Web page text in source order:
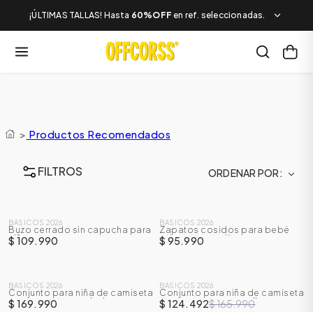
¡ÚLTIMAS TALLAS! Hasta 60%OFF en ref. seleccionadas.
> Productos Recomendados
FILTROS ORDENAR POR
BASICOS 2026
Buzo cerrado sin capucha para
niña
$ 109.990
BASICOS 2026
Zapatos cosidos para bebé
unisex con orejitas
$ 95.990
BASICOS 2026
Conjunto para niña de camiseta
manga corta + sudadera
$ 169.990
-25%
BASICOS 2026
Conjunto para niña de camiseta
manga corta + overall
$ 124.492$ 165.990